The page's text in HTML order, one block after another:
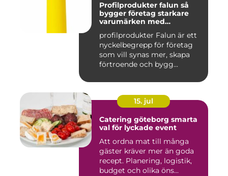
Profilprodukter falun så
bygger företag starkare
varumärken med
profilprodukter Falun är ett
nyckelbegrepp för företag
som vill synas mer, skapa
förtroende och bygg...
15. jul
Catering göteborg smarta
val för lyckade event
Att ordna mat till många
gäster kräver mer än goda
recept. Planering, logistik,
budget och olika öns...